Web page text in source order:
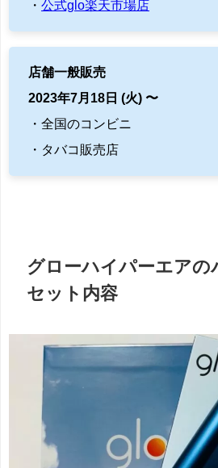
・ 公式glo楽天市場店
店舗一般販売
2023年7月18日 (火) 〜
・全国のコンビニ
・タバコ販売店
グローハイパーエアの
セット内容